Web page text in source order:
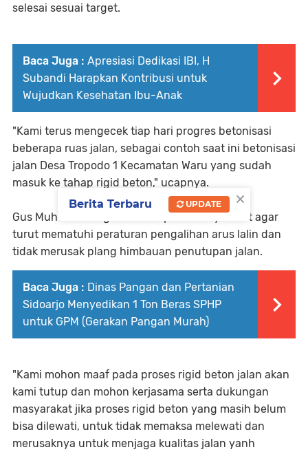
selesai sesuai target.
Baca Juga : Apresiasi Dedikasi IBI, H
Subandi Harapkan Kontribusi untuk
Wujudkan Kesehatan Ibu-Anak
"Kami terus mengecek tiap hari progres betonisasi
beberapa ruas jalan, sebagai contoh saat ini betonisasi
jalan Desa Tropodo 1 Kecamatan Waru yang sudah
masuk ke tahap rigid beton," ucapnya.
Gus Muhdlor menghimbau kepada masyarakat agar
turut mematuhi peraturan pengalihan arus lalin dan
tidak merusak plang himbauan penutupan jalan.
Baca Juga : Dinas Pangan dan Pertanian
Sidoarjo Menyedikan 1 Ton Beras SPHP
untuk GPM (Gerakan Pangan Murah)
"Kami mohon maaf pada proses rigid beton jalan akan
kami tutup dan mohon kerjasama serta dukungan
masyarakat jika proses rigid beton yang masih belum
bisa dilewati, untuk tidak memaksa melewati dan
merusaknya untuk menjaga kualitas jalan yanh
×
Berita Terbaru UPDATE